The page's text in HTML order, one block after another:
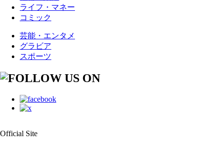
ライフ・マネー
コミック
芸能・エンタメ
グラビア
スポーツ
Official Site